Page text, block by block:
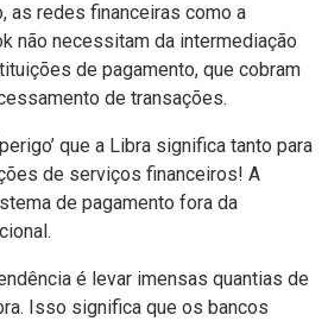
as redes financeiras como a
não necessitam da intermediação
de pagamento, que cobram
de transações.
que a Libra significa tanto para
de serviços financeiros! A
de pagamento fora da
é levar imensas quantias de
Isso significa que os bancos